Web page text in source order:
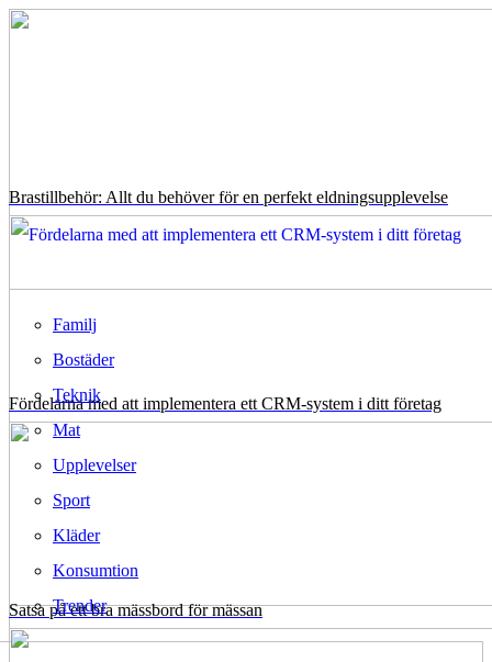
Brastillbehör: Allt du behöver för en perfekt eldningsupplevelse
Fördelarna med att implementera ett CRM-system i ditt företag
Satsa på ett bra mässbord för mässan
Familj
Bostäder
Teknik
Mat
Upplevelser
Sport
Kläder
Konsumtion
Trender